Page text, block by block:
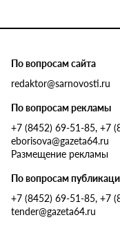
По вопросам сайта
redaktor@sarnovosti.ru
По вопросам рекламы
+7 (8452) 69-51-85, +7
eborisova@gazeta64.ru
Размещение рекламы
По вопросам
+7 (8452) 69-51-85, +7
tender@gazeta64.ru